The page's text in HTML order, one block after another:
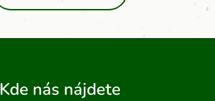
Kde nás nájdete